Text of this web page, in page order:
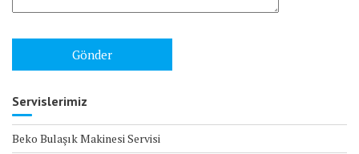
Servislerimiz
Beko Bulaşık Makinesi Servisi